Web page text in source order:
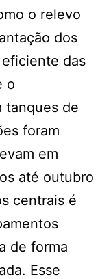
o relevo
dos
das
o
tanques de
foram
em
até outubro
centrais é
de forma
Esse